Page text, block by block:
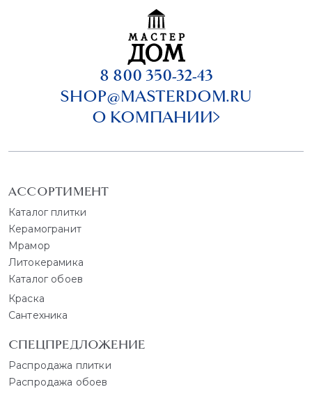
8 800 350-32-43
SHOP@MASTERDOM.RU
О КОМПАНИИ
АССОРТИМЕНТ
Каталог плитки
Керамогранит
Мрамор
Литокерамика
Каталог обоев
Краска
Сантехника
СПЕЦПРЕДЛОЖЕНИЕ
Распродажа плитки
Распродажа обоев